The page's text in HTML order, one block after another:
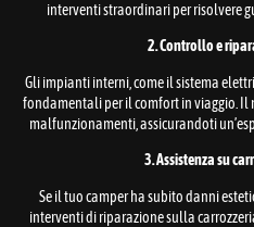
interventi straordinari per risolvere
2. Controllo e
Gli impianti interni, come il sistema
fondamentali per il comfort in viaggio. Il
malfunzionamenti, assicurandoti
3. Assistenza su
Se il tuo camper ha subito danni
interventi di riparazione sulla